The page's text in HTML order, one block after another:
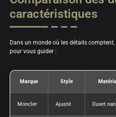
caractéristiques
Dans un monde où les détails
pour vous guider :
Marque Style
Moncler Ajusté Duvet